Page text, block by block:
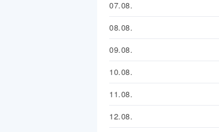
07.08.
08.08.
09.08.
10.08.
11.08.
12.08.